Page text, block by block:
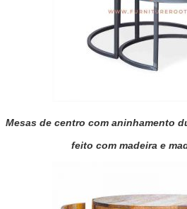
Mesas de centro com aninhamento
feito com madeira e